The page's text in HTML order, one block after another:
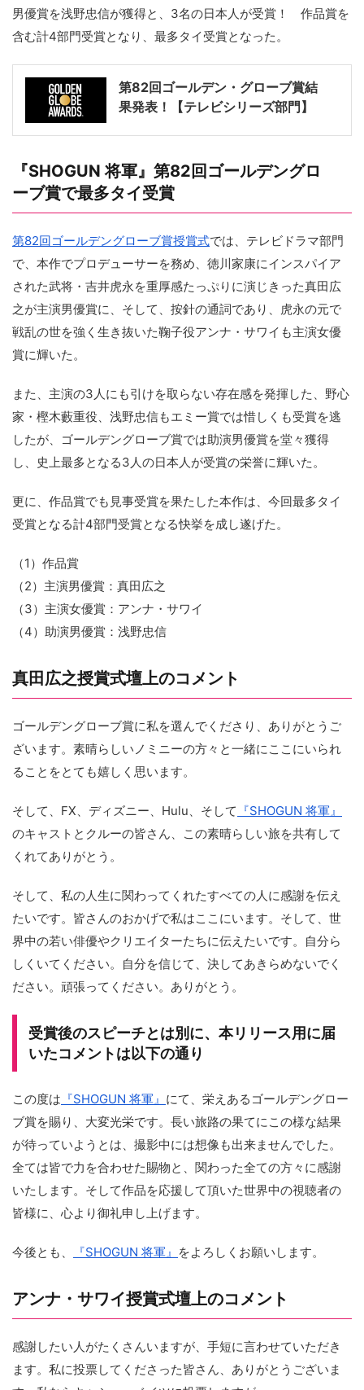
男優賞を浅野忠信が獲得と、3名の日本人が受賞！ 作品賞を
含む計4部門受賞となり、最多タイ受賞となった。
第82回ゴールデン・グローブ賞結
果発表！【テレビシリーズ部門】
『SHOGUN 将軍』第82回ゴールデングロ
ーブ賞で最多タイ受賞
第82回ゴールデングローブ賞授賞式では、テレビドラマ部門
で、本作でプロデューサーを務め、徳川家康にインスパイア
された武将・吉井虎永を重厚感たっぷりに演じきった真田広
之が主演男優賞に、そして、按針の通詞であり、虎永の元で
戦乱の世を強く生き抜いた鞠子役アンナ・サワイも主演女優
賞に輝いた。
また、主演の3人にも引けを取らない存在感を発揮した、野心
家・樫木藪重役、浅野忠信もエミー賞では惜しくも受賞を逃
したが、ゴールデングローブ賞では助演男優賞を堂々獲得
し、史上最多となる3人の日本人が受賞の栄誉に輝いた。
更に、作品賞でも見事受賞を果たした本作は、今回最多タイ
受賞となる計4部門受賞となる快挙を成し遂げた。
（1）作品賞
（2）主演男優賞：真田広之
（3）主演女優賞：アンナ・サワイ
（4）助演男優賞：浅野忠信
真田広之授賞式壇上のコメント
ゴールデングローブ賞に私を選んでくださり、ありがとうご
ざいます。素晴らしいノミニーの方々と一緒にここにいられ
ることをとても嬉しく思います。
そして、FX、ディズニー、Hulu、そして 『SHOGUN 将軍』
のキャストとクルーの皆さん、この素晴らしい旅を共有して
くれてありがとう。
そして、私の人生に関わってくれたすべての人に感謝を伝え
たいです。皆さんのおかげで私はここにいます。そして、世
界中の若い俳優やクリエイターたちに伝えたいです。自分ら
しくいてください。自分を信じて、決してあきらめないでく
ださい。頑張ってください。ありがとう。
受賞後のスピーチとは別に、本リリース用に届
いたコメントは以下の通り
この度は 『SHOGUN 将軍』 にて、栄えあるゴールデングロー
ブ賞を賜り、大変光栄です。長い旅路の果てにこの様な結果
が待っていようとは、撮影中には想像も出来ませんでした。
全ては皆で力を合わせた賜物と、関わった全ての方々に感謝
いたします。そして作品を応援して頂いた世界中の視聴者の
皆様に、心より御礼申し上げます。
今後とも、 『SHOGUN 将軍』 をよろしくお願いします。
アンナ・サワイ授賞式壇上のコメント
感謝したい人がたくさんいますが、手短に言わせていただき
ます。私に投票してくださった皆さん、ありがとうございま